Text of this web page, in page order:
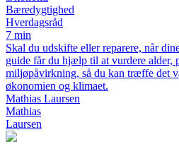
Bæredygtighed
Hverdagsråd
7 min
Skal du udskifte eller reparere, når
guide får du hjælp til at vurdere alder,
miljøpåvirkning, så du kan træffe det
økonomien og klimaet.
Mathias Laursen
Mathias
Laursen